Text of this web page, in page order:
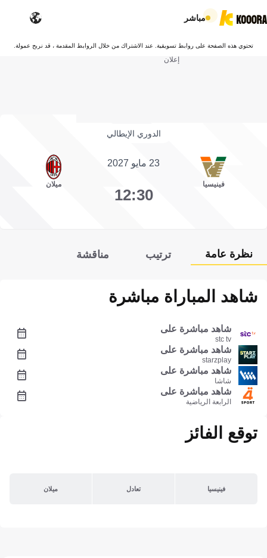
مباشر
تحتوي هذه الصفحة على روابط تسويقية. عند الاشتراك من خلال الروابط المقدمة ، قد نربح عمولة.
إعلان
الدوري الإيطالي
فينيسيا
23 مايو 2027
12:30
ميلان
نظرة عامة ترتيب مناقشة
شاهد المباراة مباشرة
شاهد مباشرة على
stc tv
شاهد مباشرة على
starzplay
شاهد مباشرة على
شاشا
شاهد مباشرة على
الرابعة الرياضية
توقع الفائز
فينيسيا تعادل ميلان